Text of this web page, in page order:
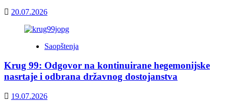
20.07.2026
Saopštenja
Krug 99: Odgovor na kontinuirane hegemonijske
nasrtaje i odbrana državnog dostojanstva
19.07.2026